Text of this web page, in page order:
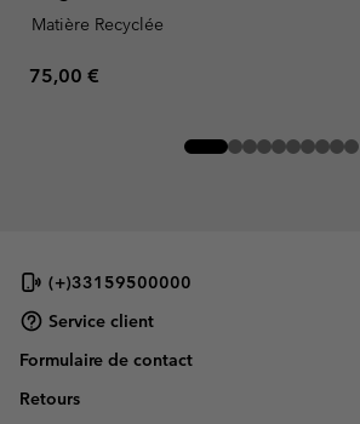
Matière Recyclée
Regular price:
75,00 €
(+)33159500000
Service client
Formulaire de contact
Retours